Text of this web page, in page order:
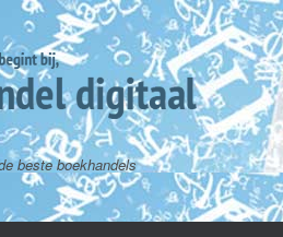
beste boekhandels